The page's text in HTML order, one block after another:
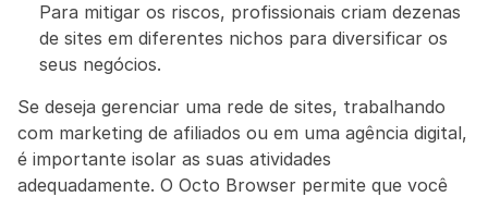
Para mitigar os riscos, profissionais criam dezenas
de sites em diferentes nichos para diversificar os
seus negócios.
Se deseja gerenciar uma rede de sites, trabalhando
com marketing de afiliados ou em uma agência digital,
é importante isolar as suas atividades
adequadamente. O Octo Browser permite que você